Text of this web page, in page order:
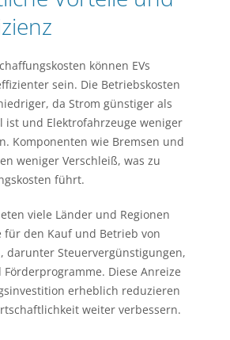
können EVs
sein. Die Betriebskosten
da Strom günstiger als
ist und Elektrofahrzeuge weniger
Komponenten wie Bremsen und
weniger Verschleiß, was zu
führt.
viele Länder und Regionen
für den Kauf und Betrieb von
darunter Steuervergünstigungen,
Diese Anreize
erheblich reduzieren
weiter verbessern.